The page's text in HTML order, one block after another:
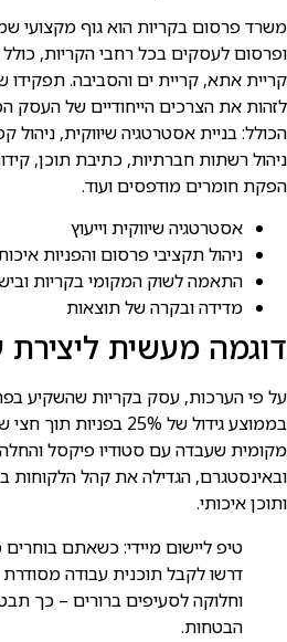
משרד פרסום בקריות הוא גוף מקצועי
ופרסום לעסקים בכל רחבי הקריות, כולל
קריית אתא, קריית ים והסביבה.
לזהות את הצרכים הייחודיים של העסק
הכולל: בניית אסטרטגיה שיווקית, ניהול
הפקת חומרים מודפסים ועוד.
אסטרטגיה שיווקית וייעוץ
ניהול תקציבי פרסום והפניות
התאמה לשוק המקומי בקריות
מדידה ובקרה של תוצאות
דוגמה מעשית
על פי הערכות, עסק בקריות שהשקיע
בממוצע גידול של 25%
מקומית שעבדה עם סטודיו פיקסל
ותוכן איכותי.
טיפ ליישום מיידי: כשאתם
דרשו לקבל תוכנית עבודה
וחלוקה לסעיפים ברורים – כך
הבטחות.